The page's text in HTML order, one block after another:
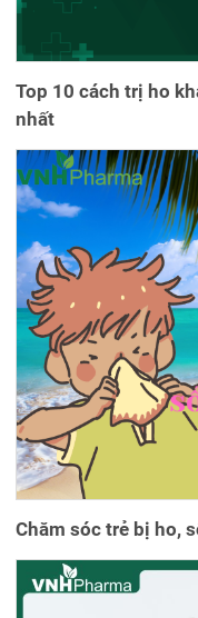
Top 10 cách trị ho
nhất
Chăm sóc trẻ bị ho,